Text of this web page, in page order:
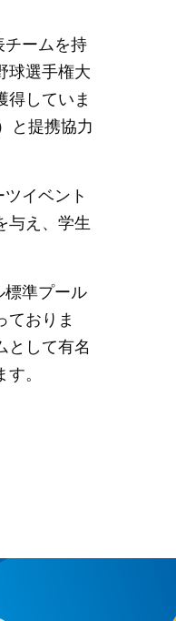
チームを持
球選手権大
得していま
と提携協力
イベント
与え、学生
標準プール
ておりま
として有名
。